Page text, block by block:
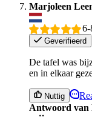
Marjoleen
6-
Geverifieerd
De tafel was
en in elkaar
Nuttig
Antwoord van